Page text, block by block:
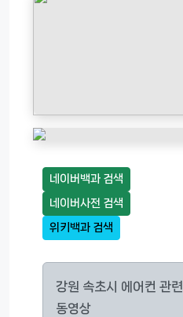
네이버백과 검색
네이버사전 검색
위키백과 검색
강원 속초시 에어컨 관련
동영상